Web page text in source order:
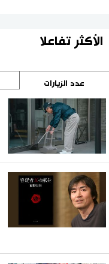
الأكثر تفاعلا
عدد الزيارات